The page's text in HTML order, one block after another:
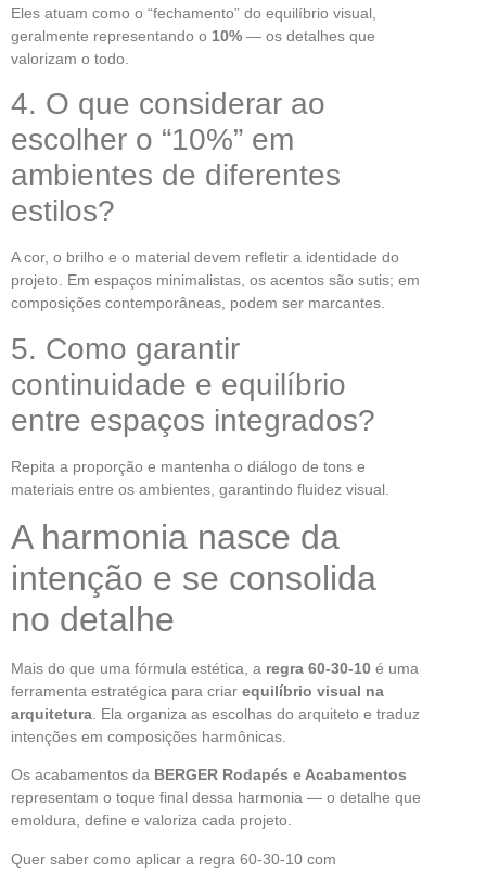
Eles atuam como o “fechamento” do equilíbrio visual,
geralmente representando o 10% — os detalhes que
valorizam o todo.
4. O que considerar ao
escolher o “10%” em
ambientes de diferentes
estilos?
A cor, o brilho e o material devem refletir a identidade do
projeto. Em espaços minimalistas, os acentos são sutis; em
composições contemporâneas, podem ser marcantes.
5. Como garantir
continuidade e equilíbrio
entre espaços integrados?
Repita a proporção e mantenha o diálogo de tons e
materiais entre os ambientes, garantindo fluidez visual.
A harmonia nasce da
intenção e se consolida
no detalhe
Mais do que uma fórmula estética, a regra 60-30-10 é uma
ferramenta estratégica para criar equilíbrio visual na
arquitetura . Ela organiza as escolhas do arquiteto e traduz
intenções em composições harmônicas.
Os acabamentos da BERGER Rodapés e Acabamentos
representam o toque final dessa harmonia — o detalhe que
emoldura, define e valoriza cada projeto.
Quer saber como aplicar a regra 60-30-10 com